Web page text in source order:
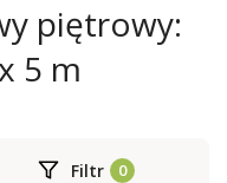
piętrowy:
5 m
Filtr